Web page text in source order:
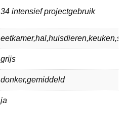
34 intensief projectgebruik
grijs
donker,gemiddeld
ja